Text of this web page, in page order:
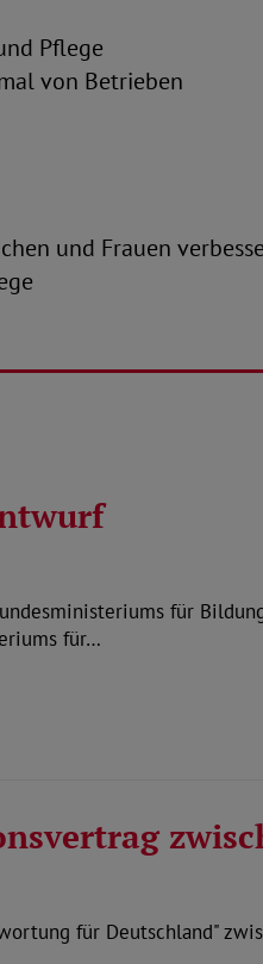
Pflege
von Betrieben
und Frauen
für
für…
für Deutschland"